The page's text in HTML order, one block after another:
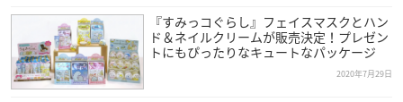
『すみっコぐらし』フェイスマスクとハン
ド＆ネイルクリームが販売決定！プレゼン
トにもぴったりなキュートなパッケージ
2020年7月29日